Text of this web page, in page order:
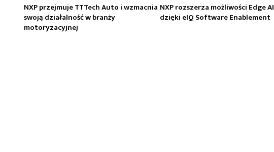
NXP przejmuje TTTech Auto i wzmacnia
swoją działalność w branży
motoryzacyjnej
NXP rozszerza możliwości Edge AI
dzięki eIQ Software Enablement